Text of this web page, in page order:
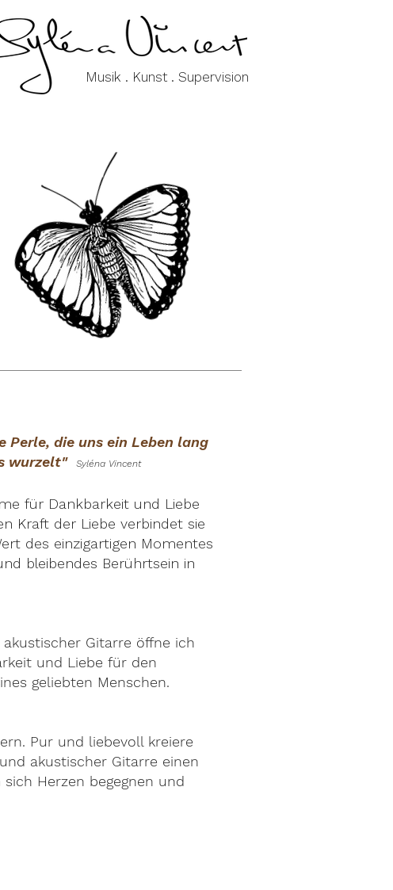
Musik . Kunst . Supervision
die uns ein Leben lang
wurzelt"
Syléna Vincent
für Dankbarkeit und Liebe
Kraft der Liebe verbindet sie
des einzigartigen Momentes
bleibendes Berührtsein in
Gitarre öffne ich
und Liebe für den
geliebten Menschen.
Pur und liebevoll kreiere
akustischer Gitarre einen
Herzen begegnen und